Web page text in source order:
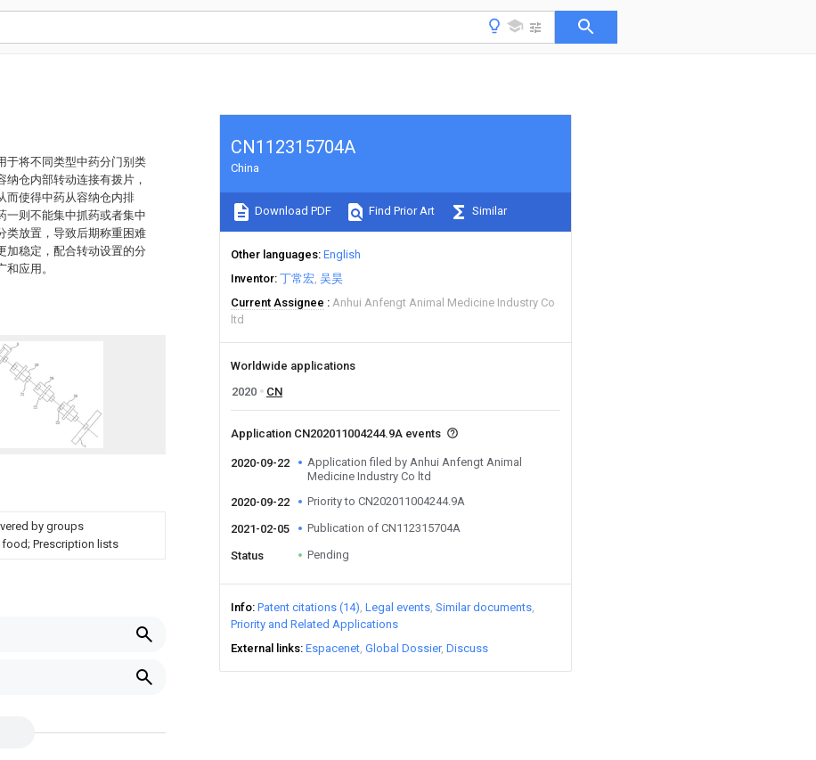
于将不同类型中药分门别类
仓内部转动连接有拨片，
而使得中药从容纳仓内排
一则不能集中抓药或者集中
类放置，导致后期称重困难
加稳定，配合转动设置的分
应用。
by groups
Prescription lists
CN112315704A
China
Download PDF Find Prior Art Similar
Other languages English
Inventor 丁常宏 吴昊
Current Assignee
Anhui Anfengt Animal Medicine Industry Co
ltd
Worldwide applications
2020
CN
Application CN202011004244.9A events
2020-09-22
Application filed by Anhui Anfengt Animal
Medicine Industry Co ltd
2020-09-22
Priority to CN202011004244.9A
2021-02-05 Publication of CN112315704A
Status Pending
Info Patent citations (14) Legal events Similar documents
Priority and Related Applications
External links Espacenet Global Dossier Discuss